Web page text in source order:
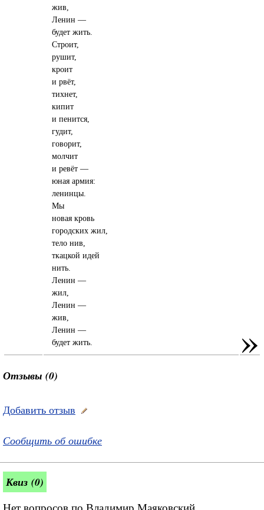
жив,
Ленин —
будет жить.
Строит,
рушит,
кроит
и рвёт,
тихнет,
кипит
и пенится,
гудит,
говорит,
молчит
и ревёт —
юная армия:
ленинцы.
Мы
новая кровь
городских жил,
тело нив,
ткацкой идей
нить.
Ленин —
жил,
Ленин —
жив,
Ленин —
будет жить.
»
Отзывы (0)
Добавить отзыв
Сообщить об ошибке
Квиз (0)